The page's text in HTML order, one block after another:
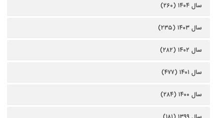
سال ۱۴۰۴ (۲۶۰)
سال ۱۴۰۳ (۲۳۵)
سال ۱۴۰۲ (۲۸۲)
سال ۱۴۰۱ (۴۷۷)
سال ۱۴۰۰ (۲۸۴)